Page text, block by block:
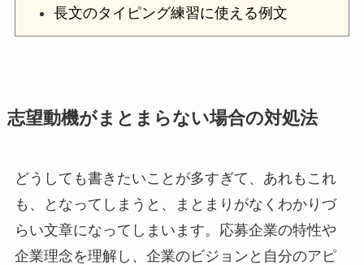
長文のタイピング練習に使える例文
志望動機がまとまらない場合の対処法
どうしても書きたいことが多すぎて、あれもこれ
も、となってしまうと、まとまりがなくわかりづ
らい文章になってしまいます。応募企業の特性や
企業理念を理解し、企業のビジョンと自分のアピ